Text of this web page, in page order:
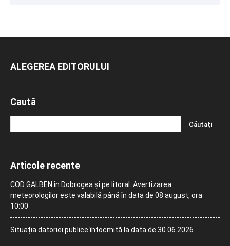
ALEGEREA EDITORULUI
Caută
Articole recente
COD GALBEN în Dobrogea și pe litoral. Avertizarea
meteorologilor este valabilă până în data de 08 august, ora
10:00
Situația datoriei publice întocmită la data de 30.06.2026